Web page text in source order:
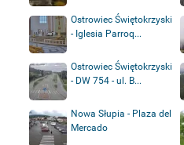
Ostrowiec Świętokrzyski
- Iglesia Parroq...
Ostrowiec Świętokrzyski
- DW 754 - ul. B...
Nowa Słupia - Plaza del
Mercado